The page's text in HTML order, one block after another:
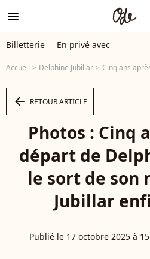
menu
Billetterie En privé avec
Accueil Delphine Jubillar Cinq ans après le départ
arrow_left RETOUR ARTICLE
Photos : Cinq
départ de
le sort de son
Jubillar
Publié le 17 octobre 2025 à